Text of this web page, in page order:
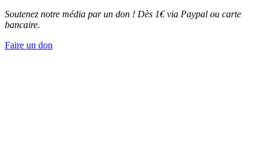
Soutenez notre média par un don ! Dès 1€ via Paypal ou carte
bancaire.
Faire un don